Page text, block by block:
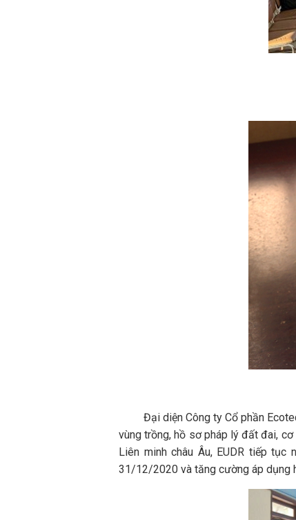
Đại diện Công ty Cổ phần
vùng trồng, hồ sơ pháp lý đất đai,
Liên minh châu Âu, EUDR tiếp
31/12/2020 và tăng cường áp dụng